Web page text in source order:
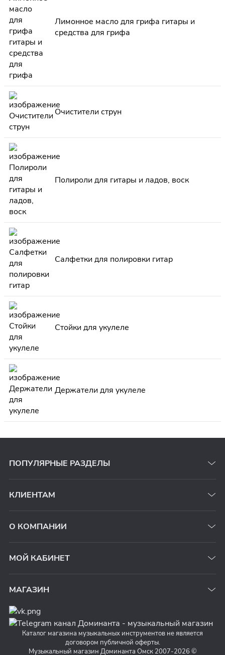
Лимонное масло для грифа гитары и
средства для грифа
Очистители струн
Полироли для гитары и ладов, воск
Салфетки для полировки гитар
Стойки для укулеле
Держатели для укулеле
ПОПУЛЯРНЫЕ РАЗДЕЛЫ
КЛИЕНТАМ
О КОМПАНИИ
МОЙ КАБИНЕТ
МАГАЗИН
Каталог магазина музыкальных инструментов не является
договором публичной оферты.
Музыкальный магазин Доминанта Омск 2007-2026 ©